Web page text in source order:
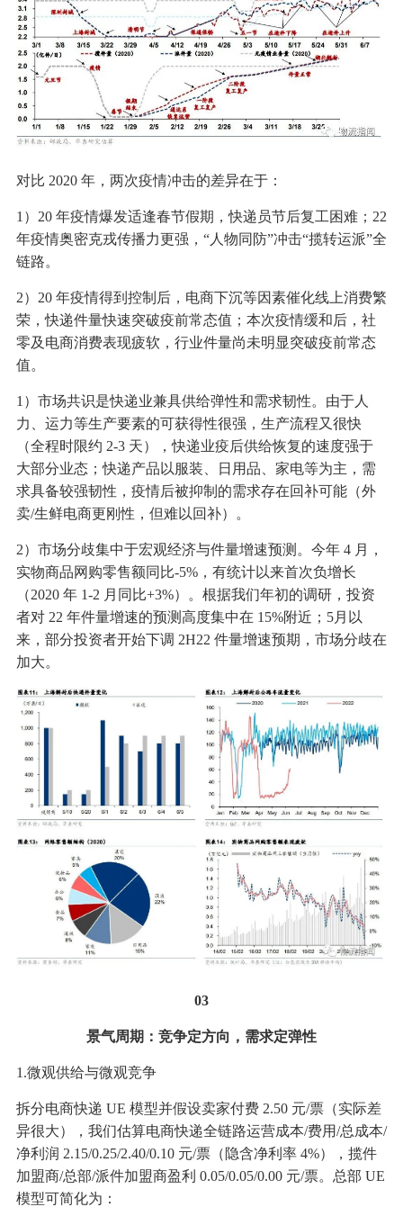
对比 2020 年，两次疫情冲击的差异在于：
1）20 年疫情爆发适逢春节假期，快递员节后复工困难；22
年疫情奥密克戎传播力更强，“人物同防”冲击“揽转运派”全
链路。
2）20 年疫情得到控制后，电商下沉等因素催化线上消费繁
荣，快递件量快速突破疫前常态值；本次疫情缓和后，社
零及电商消费表现疲软，行业件量尚未明显突破疫前常态
值。
1）市场共识是快递业兼具供给弹性和需求韧性。由于人
力、运力等生产要素的可获得性很强，生产流程又很快
（全程时限约 2-3 天），快递业疫后供给恢复的速度强于
大部分业态；快递产品以服装、日用品、家电等为主，需
求具备较强韧性，疫情后被抑制的需求存在回补可能（外
卖/生鲜电商更刚性，但难以回补）。
2）市场分歧集中于宏观经济与件量增速预测。今年 4 月，
实物商品网购零售额同比-5%，有统计以来首次负增长
（2020 年 1-2 月同比+3%）。根据我们年初的调研，投资
者对 22 年件量增速的预测高度集中在 15%附近；5月以
来，部分投资者开始下调 2H22 件量增速预期，市场分歧在
加大。
03
景气周期：竞争定方向，需求定弹性
1.微观供给与微观竞争
拆分电商快递 UE 模型并假设卖家付费 2.50 元/票（实际差
异很大），我们估算电商快递全链路运营成本/费用/总成本/
净利润 2.15/0.25/2.40/0.10 元/票（隐含净利率 4%），揽件
加盟商/总部/派件加盟商盈利 0.05/0.05/0.00 元/票。总部 UE
模型可简化为：